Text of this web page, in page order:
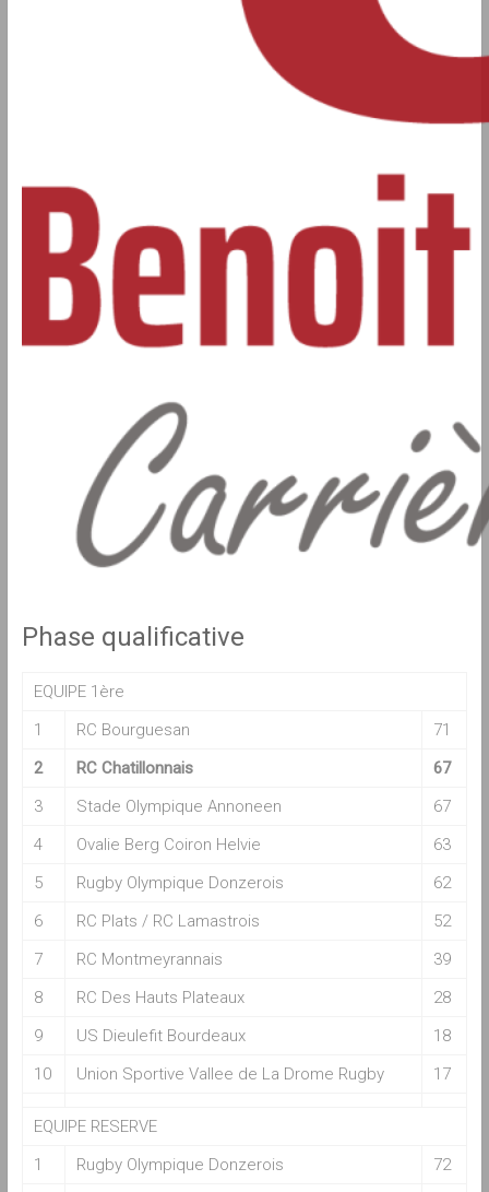
Phase qualificative
EQUIPE 1ère
1
RC Bourguesan
71
2
RC Chatillonnais
67
3
Stade Olympique Annoneen
67
4
Ovalie Berg Coiron Helvie
63
5
Rugby Olympique Donzerois
62
6
RC Plats / RC Lamastrois
52
7
RC Montmeyrannais
39
8
RC Des Hauts Plateaux
28
9
US Dieulefit Bourdeaux
18
10
Union Sportive Vallee de La Drome Rugby 17
EQUIPE RESERVE
1
Rugby Olympique Donzerois
72